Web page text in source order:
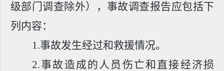
级部门调查除外），事故调查报告应包括下
列内容：
1.事故发生经过和救援情况。
2.事故造成的人员伤亡和直接经济损